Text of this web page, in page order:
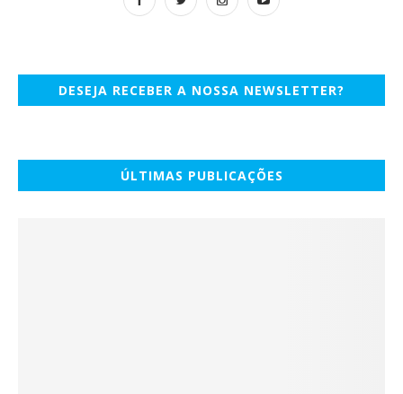
DESEJA RECEBER A NOSSA NEWSLETTER?
ÚLTIMAS PUBLICAÇÕES